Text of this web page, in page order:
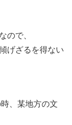
ので、
げざるを得ない
、某地方の文